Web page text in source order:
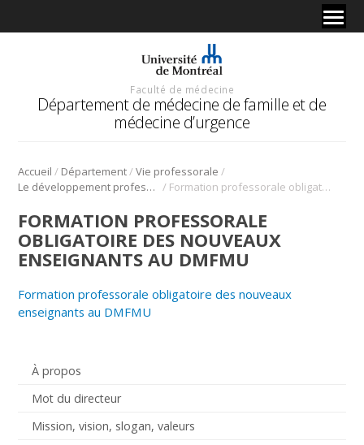
Faculté de médecine
Département de médecine de famille et de
médecine d’urgence
Accueil / Département/Vie professorale /
Le développement professoral / Formation professorale obligatoire des nouveaux enseignants au DMFMU
À propos
Mot du directeur
Mission, vision, slogan, valeurs
FORMATION PROFESSORALE
OBLIGATOIRE DES NOUVEAUX
ENSEIGNANTS AU DMFMU
Formation professorale obligatoire des nouveaux
enseignants au DMFMU